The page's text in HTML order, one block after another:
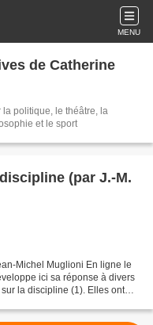
MENU
de Catherine
la politique, le théâtre, la
et le sport
(par J.-M.
Michel Muglioni En ligne le
ici sa réponse à divers
la discipline (1). Elles ont